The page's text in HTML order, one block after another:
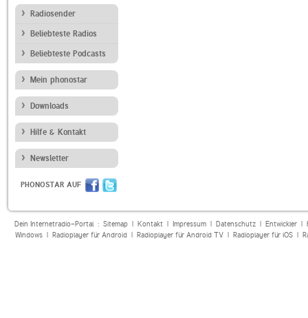
Radiosender
Beliebteste Radios
Beliebteste Podcasts
Mein phonostar
Downloads
Hilfe & Kontakt
Newsletter
PHONOSTAR AUF
Dein Internetradio-Portal : Sitemap| Kontakt| Impressum| Datenschutz| Entwickler|
Windows| Radioplayer für Android| Radioplayer für Android TV| Radioplayer für iOS|